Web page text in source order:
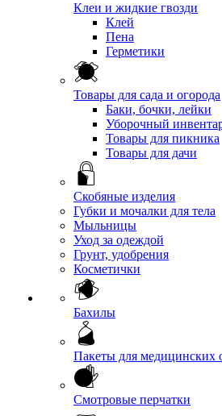
Клеи и жидкие гвозди
Клей
Пена
Герметики
Товары для сада и огорода
Баки, бочки, лейки
Уборочный
Товары для пикника
Товары для дачи
Скобяные изделия
Губки и мочалки для тела
Мыльницы
Уход за одеждой
Грунт, удобрения
Косметички
Бахилы
Пакеты для медицинских
Смотровые перчатки